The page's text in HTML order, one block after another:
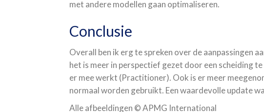
met andere modellen gaan optimaliseren.
Conclusie
Overall ben ik erg te spreken over de aanpassingen
het is meer in perspectief gezet door een scheiding
er mee werkt (Practitioner). Ook is er meer
normaal worden gebruikt. Een waardevolle update
Alle afbeeldingen © APMG International